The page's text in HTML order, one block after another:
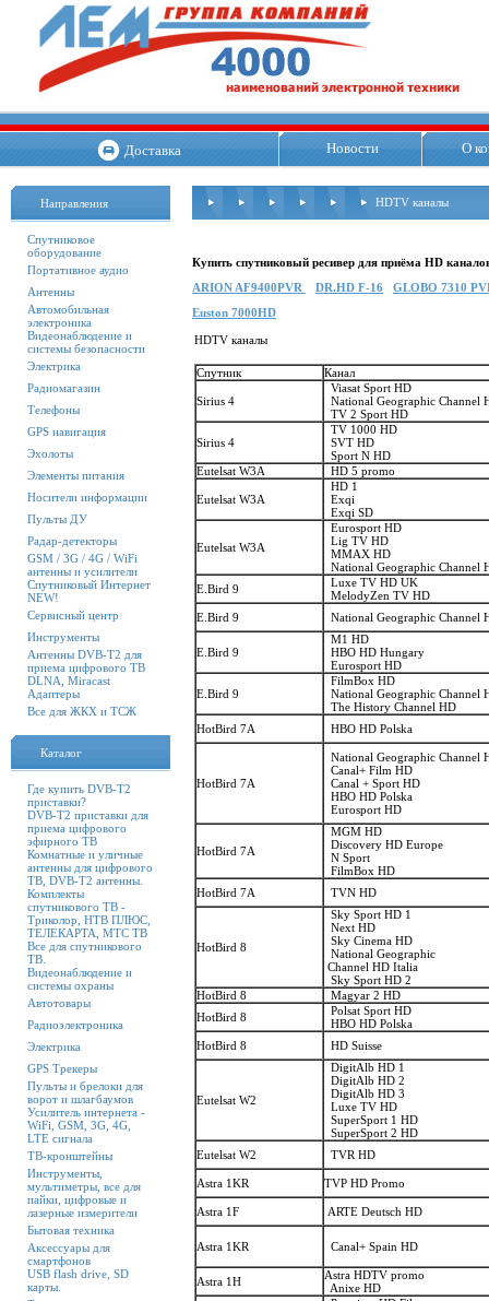
Доставка Новости О
Направления
Спутниковое
оборудование
Портативное аудио
Антенны
Автомобильная
электроника
Видеонаблюдение и
системы безопасности
Электрика
Радиомагазин
Телефоны
GPS навигация
Эхолоты
Элементы питания
Носители информации
Пульты ДУ
Радар-детекторы
GSM / 3G / 4G / WiFi
антенны и усилители
Спутниковый Интернет
NEW!
Сервисный центр
Инструменты
Антенны DVB-T2 для
приема цифрового ТВ
DLNA, Miracast
Адаптеры
Все для ЖКХ и ТСЖ
Каталог
Где купить DVB-T2
приставки?
DVB-T2 приставки для
приема цифрового
эфирного ТВ
Комнатные и уличные
антенны для цифрового
ТВ, DVB-T2 антенны.
Комплекты
спутникового ТВ -
Триколор, НТВ ПЛЮС,
ТЕЛЕКАРТА, МТС ТВ
Все для спутникового
ТВ.
Видеонаблюдение и
системы охраны
Автотовары
Радиоэлектроника
Электрика
GPS Трекеры
Пульты и брелоки для
ворот и шлагбаумов
Усилитель интернета -
WiFi, GSM, 3G, 4G,
LTE сигнала
ТВ-кронштейны
Инструменты,
мультиметры, все для
пайки, цифровые и
лазерные измерители
Бытовая техника
Аксессуары для
смартфонов
USB flash drive, SD
карты.
HDTV каналы
Купить спутниковый ресивер для приёма HD
ARION AF9400PVR
DR.HD F-16
GLOBO 7310
Euston 7000HD
HDTV каналы
Спутник Канал
Sirius 4
Viasat Sport HD
National Geographic Channel
TV 2 Sport HD
Sirius 4
TV 1000 HD
SVT HD
Sport N HD
Eutelsat W3A
HD 5 promo
Eutelsat W3A
HD 1
Exqi
Exqi SD
Eutelsat W3A
Eurosport HD
Lig TV HD
MMAX HD
National Geographic Channel
E.Bird 9
Luxe TV HD UK
MelodyZen TV HD
E.Bird 9
National Geographic Channel
E.Bird 9
M1 HD
HBO HD Hungary
Eurosport HD
E.Bird 9
FilmBox HD
National Geographic Channel
The History Channel HD
HotBird 7A
HBO HD Polska
HotBird 7A
National Geographic Channel
Canal+ Film HD
Canal + Sport HD
HBO HD Polska
Eurosport HD
HotBird 7A
MGM HD
Discovery HD Europe
N Sport
FilmBox HD
HotBird 7A
TVN HD
HotBird 8
Sky Sport HD 1
Next HD
Sky Cinema HD
National Geographic
Channel HD Italia
Sky Sport HD 2
HotBird 8
Magyar 2 HD
HotBird 8
Polsat Sport HD
HBO HD Polska
HotBird 8
HD Suisse
Eutelsat W2
DigitAlb HD 1
DigitAlb HD 2
DigitAlb HD 3
Luxe TV HD
SuperSport 1 HD
SuperSport 2 HD
Eutelsat W2
TVR HD
Astra 1KR TVP HD Promo
Astra 1F ARTE Deutsch HD
Astra 1KR Canal+ Spain HD
Astra 1H
Astra HDTV promo
Anixe HD